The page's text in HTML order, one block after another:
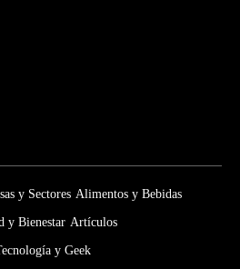
y Sectores Alimentos y Bebidas
y Bienestar Artículos
y Geek